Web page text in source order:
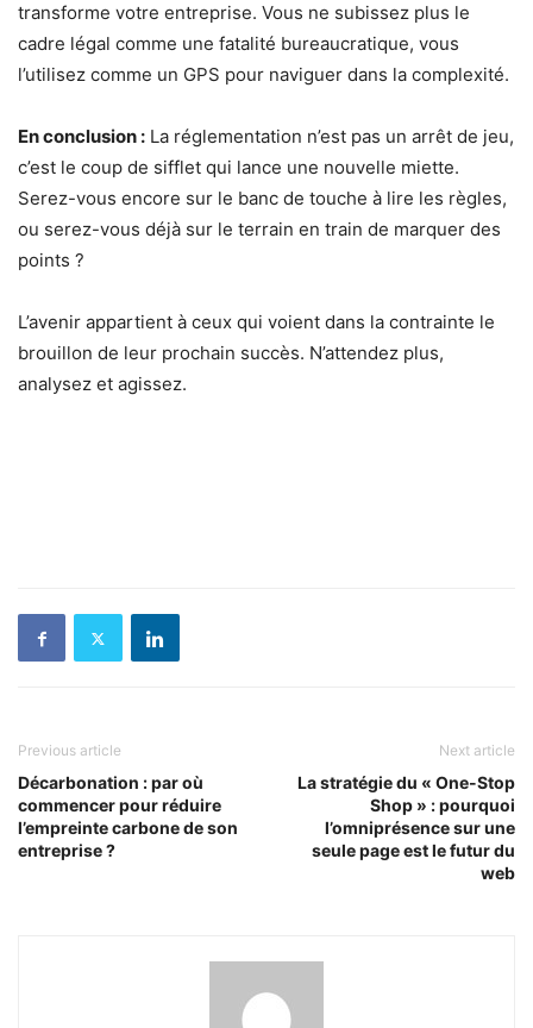
transforme votre entreprise. Vous ne subissez plus le
cadre légal comme une fatalité bureaucratique, vous
l’utilisez comme un GPS pour naviguer dans la complexité.
En conclusion : La réglementation n’est pas un arrêt de jeu,
c’est le coup de sifflet qui lance une nouvelle miette.
Serez-vous encore sur le banc de touche à lire les règles,
ou serez-vous déjà sur le terrain en train de marquer des
points ?
L’avenir appartient à ceux qui voient dans la contrainte le
brouillon de leur prochain succès. N’attendez plus,
analysez et agissez.
Previous article
Décarbonation : par où
commencer pour réduire
l’empreinte carbone de son
entreprise ?
Next article
La stratégie du « One-Stop
Shop » : pourquoi
l’omniprésence sur une
seule page est le futur du
web